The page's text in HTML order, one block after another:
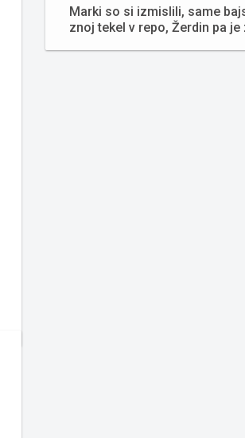
Marki so si izmislili, same
znoj tekel v repo, Žerdin pa je